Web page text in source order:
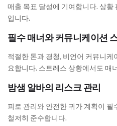
매출 목표 달성에 기여합니다. 상황
입니다.
필수 매너와 커뮤니케이션
적절한 톤과 경청, 비언어 커뮤니케
요합니다. 스트레스 상황에서도 매
밤샘 알바의 리스크 관리
피로 관리와 안전한 귀가 계획이 필
철저히 준수합니다.